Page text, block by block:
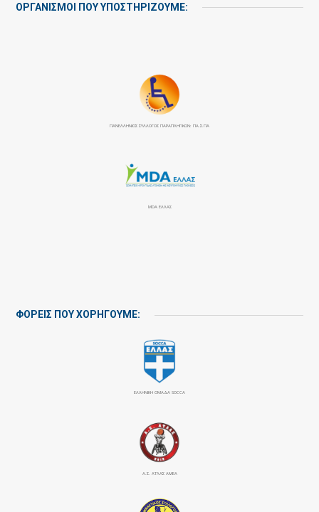
ΟΡΓΑΝΙΣΜΟΙ ΠΟΥ ΥΠΟΣΤΗΡΙΖΟΥΜΕ:
ΠΑΝΕΛΛΉΝΙΟΣ ΣΎΛΛΟΓΟΣ ΠΑΡΑΠΛΗΓΙΚΏΝ: ΠΑ.Σ.ΠΑ
MDA ΕΛΛΑΣ
ΦΟΡΕΙΣ ΠΟΥ ΧΟΡΗΓΟΥΜΕ:
ΕΛΛΗΝΙΚΗ ΟΜΑΔΑ SOCCA
Α.Σ. ΑΤΛΑΣ ΑΜΕΑ